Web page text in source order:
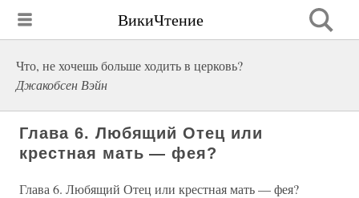
ВикиЧтение
Что, не хочешь больше ходить в церковь?
Джакобсен Вэйн
Глава 6. Любящий Отец или
крестная мать — фея?
Глава 6. Любящий Отец или крестная мать — фея?